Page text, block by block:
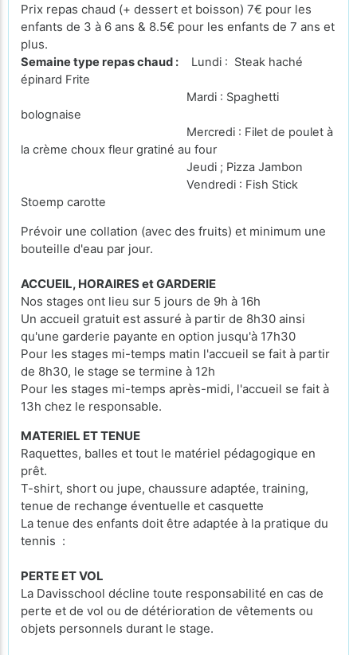
Prix repas chaud (+ dessert et boisson) 7€ pour les
enfants de 3 à 6 ans & 8.5€ pour les enfants de 7 ans et
plus.
Semaine type repas chaud : Lundi : Steak haché
épinard Frite
Mardi : Spaghetti
bolognaise
Mercredi : Filet de poulet à
la crème choux fleur gratiné au four
Jeudi ; Pizza Jambon
Vendredi : Fish Stick
Stoemp carotte
Prévoir une collation (avec des fruits) et minimum une
bouteille d'eau par jour.
ACCUEIL, HORAIRES et GARDERIE
Nos stages ont lieu sur 5 jours de 9h à 16h
Un accueil gratuit est assuré à partir de 8h30 ainsi
qu'une garderie payante en option jusqu'à 17h30
Pour les stages mi-temps matin l'accueil se fait à partir
de 8h30, le stage se termine à 12h
Pour les stages mi-temps après-midi, l'accueil se fait à
13h chez le responsable.
MATERIEL ET TENUE
Raquettes, balles et tout le matériel pédagogique en
prêt.
T-shirt, short ou jupe, chaussure adaptée, training,
tenue de rechange éventuelle et casquette
La tenue des enfants doit être adaptée à la pratique du
tennis :
PERTE ET VOL
La Davisschool décline toute responsabilité en cas de
perte et de vol ou de détérioration de vêtements ou
objets personnels durant le stage.